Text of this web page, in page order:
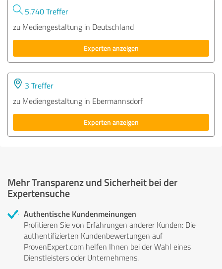
5.740 Treffer
zu Mediengestaltung in Deutschland
Experten anzeigen
3 Treffer
zu Mediengestaltung in Ebermannsdorf
Experten anzeigen
Mehr Transparenz und Sicherheit bei der
Expertensuche
Authentische Kundenmeinungen
Profitieren Sie von Erfahrungen anderer Kunden: Die
authentifizierten Kundenbewertungen auf
ProvenExpert.com helfen Ihnen bei der Wahl eines
Dienstleisters oder Unternehmens.